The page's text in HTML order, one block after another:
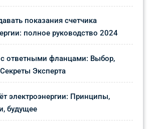
показания счетчика
полное руководство 2024
ответными фланцами: Выбор,
Эксперта
электроэнергии: Принципы,
будущее